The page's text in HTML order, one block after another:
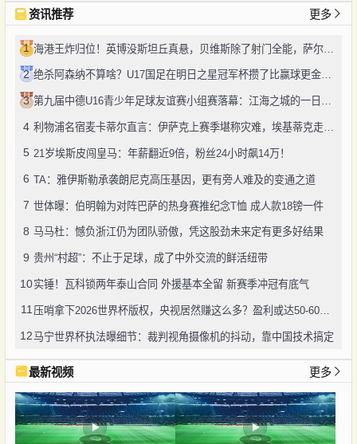
资讯推荐 更多
1 海港王炸归位！英博没斯坦丘真悬，贝维斯除了射门全能，萨尔瓦多太对味
2 绝杀阿森纳不算啥？U17国足在明日之星冠军杯攒了比赢球更金的成长
3 第九届中德U16青少年足球友谊赛小组赛落幕：江海之城的一日绿茵鏖战
4 利物浦名宿麦卡蒂尔直言：伊萨克上赛季堪称灾难，埃基蒂克走红挫伤其自尊
5 21岁埃斯皮闯皇马：年薪翻近9倍，粉丝24小时飙14万！
6 TA：雅伊斯勒承袭朗尼克高压基因，更有旁人难及的变通之道
7 世体曝：伯明翰为对阵巴萨的热身赛推纪念T恤 成人款18镑一件
8 马马杜：憾负浙江仍为团队骄傲，凭这股劲未来定有更多好结果
9 贵州“村超”：不止于足球，成了中外交流的鲜活纽带
10实锤！瓦科锁两年泰山合同 外援基本全留 新赛季冲冠有底气
11 压哨拿下2026世界杯版权，央视居然赚这么多？盈利或达50-60亿！
12马宁世界杯执法曝细节：裁判视角摄像机的抖动，靠中国技术搞定
最新视频 更多